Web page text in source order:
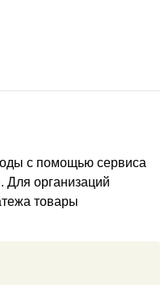
с помощью сервиса
организаций
товары